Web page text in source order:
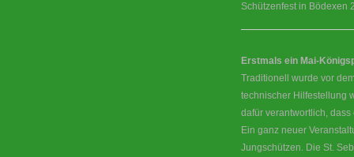
Schützenfest in Bödexen
Erstmals ein Mai-
Traditionell wurde vor
technischer Hilfestellung
dafür verantwortlich,
Ein ganz neuer
Jungschützen. Die St.